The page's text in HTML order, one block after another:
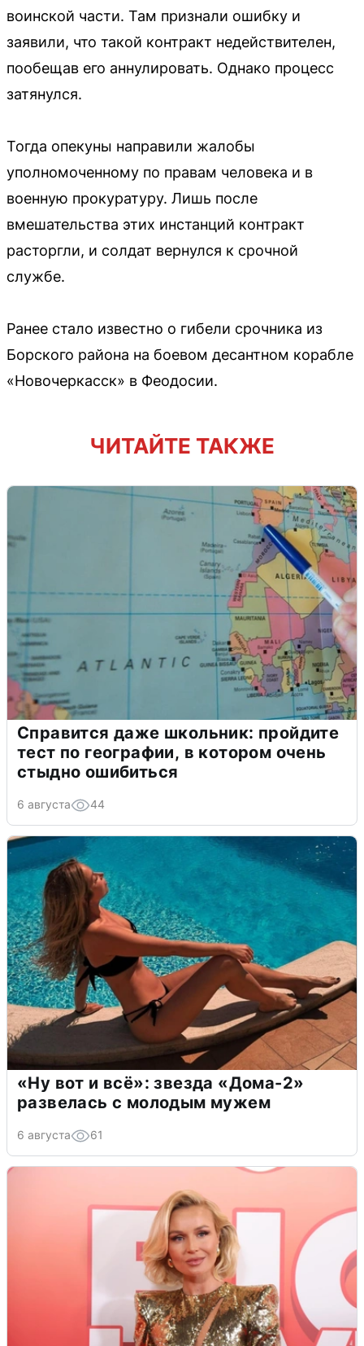
воинской части. Там признали ошибку и
заявили, что такой контракт недействителен,
пообещав его аннулировать. Однако процесс
затянулся.
Тогда опекуны направили жалобы
уполномоченному по правам человека и в
военную прокуратуру. Лишь после
вмешательства этих инстанций контракт
расторгли, и солдат вернулся к срочной
службе.
Ранее стало известно о гибели срочника из
Борского района на боевом десантном корабле
«Новочеркасск» в Феодосии.
ЧИТАЙТЕ ТАКЖЕ
Справится даже школьник: пройдите
тест по географии, в котором очень
стыдно ошибиться
6 августа 44
«Ну вот и всё»: звезда «Дома-2»
развелась с молодым мужем
6 августа 61